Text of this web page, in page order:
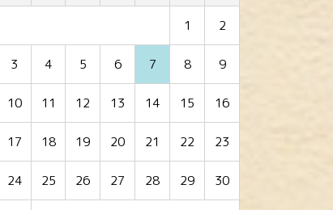
1 2
3 4 5 6 7 8 9
10 11 12 13 14 15 16
17 18 19 20 21 22 23
24 25 26 27 28 29 30